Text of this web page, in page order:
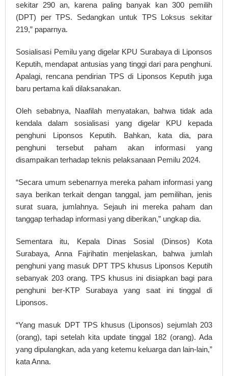
sekitar 290 an, karena paling banyak kan 300 pemilih
(DPT) per TPS. Sedangkan untuk TPS Loksus sekitar
219,” paparnya.
Sosialisasi Pemilu yang digelar KPU Surabaya di Liponsos
Keputih, mendapat antusias yang tinggi dari para penghuni.
Apalagi, rencana pendirian TPS di Liponsos Keputih juga
baru pertama kali dilaksanakan.
Oleh sebabnya, Naafilah menyatakan, bahwa tidak ada
kendala dalam sosialisasi yang digelar KPU kepada
penghuni Liponsos Keputih. Bahkan, kata dia, para
penghuni tersebut paham akan informasi yang
disampaikan terhadap teknis pelaksanaan Pemilu 2024.
“Secara umum sebenarnya mereka paham informasi yang
saya berikan terkait dengan tanggal, jam pemilihan, jenis
surat suara, jumlahnya. Sejauh ini mereka paham dan
tanggap terhadap informasi yang diberikan,” ungkap dia.
Sementara itu, Kepala Dinas Sosial (Dinsos) Kota
Surabaya, Anna Fajrihatin menjelaskan, bahwa jumlah
penghuni yang masuk DPT TPS khusus Liponsos Keputih
sebanyak 203 orang. TPS khusus ini disiapkan bagi para
penghuni ber-KTP Surabaya yang saat ini tinggal di
Liponsos.
“Yang masuk DPT TPS khusus (Liponsos) sejumlah 203
(orang), tapi setelah kita update tinggal 182 (orang). Ada
yang dipulangkan, ada yang ketemu keluarga dan lain-lain,”
kata Anna.